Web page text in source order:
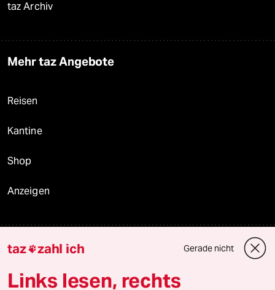
taz Archiv
Mehr taz Angebote
Reisen
Kantine
Shop
Anzeigen
Fragen & Hilfe
Feedback
taz zahl ich Gerade nicht
Links lesen, rechts